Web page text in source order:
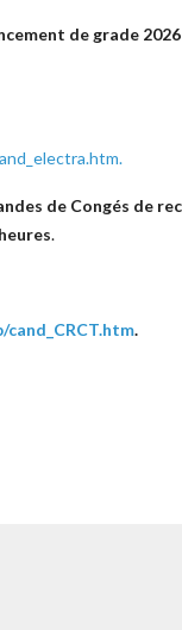
de grade 2026
de Congés de
.
.